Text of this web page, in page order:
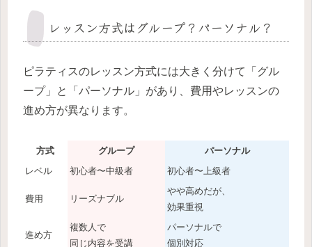
レッスン方式はグループ？パーソナル？
ピラティスのレッスン方式には大きく分けて「グル
ープ」と「パーソナル」があり、費用やレッスンの
進め方が異なります。
方式 グループ
パーソナル
レベル
初心者〜中級者 初心者〜上級者
費用 リーズナブル
やや高めだが、
効果重視
進め方
複数人で
同じ内容を受講
パーソナルで
個別対応